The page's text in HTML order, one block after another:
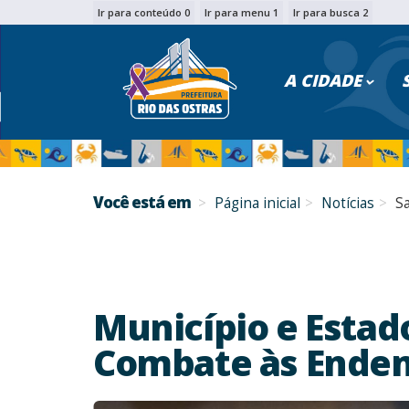
Ir para conteúdo 0 Ir para menu 1 Ir para busca 2
A CIDADE
Você está em Página inicial Notícias
Município e
Combate às